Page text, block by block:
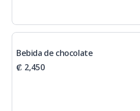
Bebida de chocolate
₡ 2,450